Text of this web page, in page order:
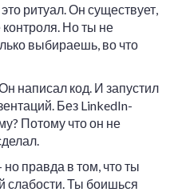
ритуал. Он существует,
Но ты не
выбираешь, во что
написал код. И запустил
Без LinkedIn-
Потому что он не
правда в том, что ты
слабости. Ты боишься